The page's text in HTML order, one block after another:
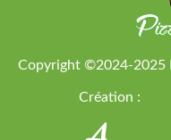
Copyright ©2024-2025
Création :